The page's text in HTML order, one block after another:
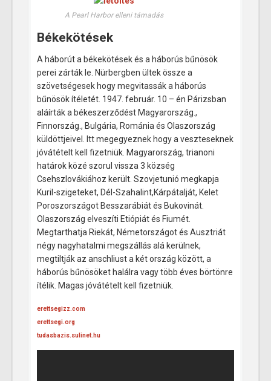
A Pearl Harbor elleni támadás
Békekötések
A háborút a békekötések és a háborús bűnösök
perei zárták le. Nürbergben ültek össze a
szövetségesek hogy megvitassák a háborús
bűnösök ítéletét. 1947. február. 10 – én Párizsban
aláírták a békeszerződést Magyarország.,
Finnország., Bulgária, Románia és Olaszország
küldöttjeivel. Itt megegyeznek hogy a veszteseknek
jóvátételt kell fizetniük. Magyarország, trianoni
határok közé szorul vissza 3 község
Csehszlovákiához került. Szovjetunió megkapja
Kuril-szigeteket, Dél-Szahalint,Kárpátalját, Kelet
Poroszországot Besszarábiát és Bukovinát.
Olaszország elveszíti Etiópiát és Fiumét.
Megtarthatja Riekát, Németországot és Ausztriát
négy nagyhatalmi megszállás alá kerülnek,
megtiltják az anschliust a két ország között, a
háborús bűnösöket halálra vagy több éves börtönre
ítélik. Magas jóvátételt kell fizetniük.
erettsegizz.com
erettsegi.org
tudasbazis.sulinet.hu